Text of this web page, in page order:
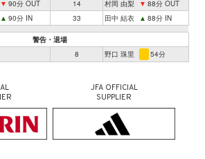
▼ 90分 OUT 14 村岡 由梨 ▼ 88分 OUT
▲ 90分 IN 33 田中 結衣 ▲ 88分 IN
警告・退場
8
野口 珠里 54分
JFA OFFICIAL
SUPPLIER